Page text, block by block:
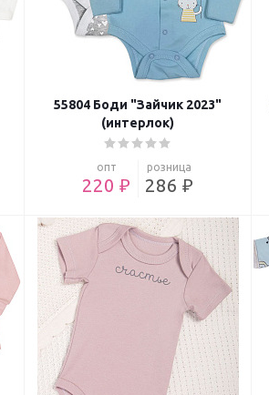
55804 Боди "Зайчик 2023"
(интерлок)
опт
220 ₽
розница
286 ₽